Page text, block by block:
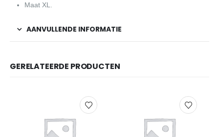
Maat XL.
AANVULLENDE INFORMATIE
GERELATEERDE PRODUCTEN